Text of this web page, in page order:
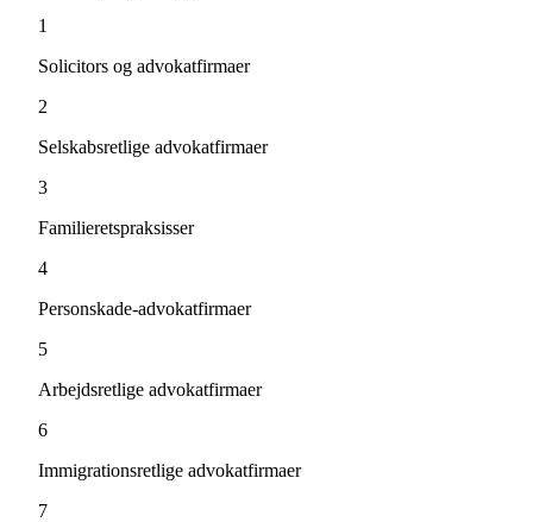
1
Solicitors og advokatfirmaer
2
Selskabsretlige advokatfirmaer
3
Familieretspraksisser
4
Personskade-advokatfirmaer
5
Arbejdsretlige advokatfirmaer
6
Immigrationsretlige advokatfirmaer
7